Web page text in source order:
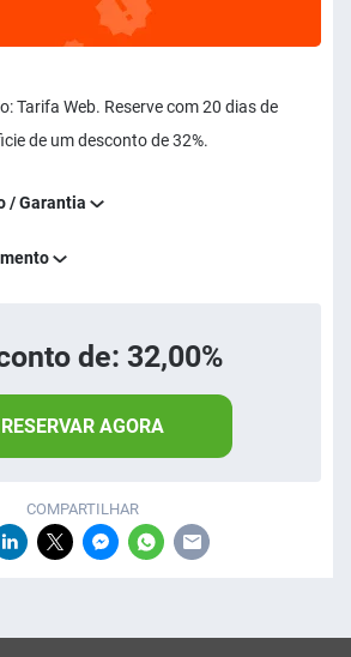
Tarifa Web. Reserve com 20 dias de
de um desconto de 32%.
/ Garantia
de: 32,00%
RESERVAR AGORA
COMPARTILHAR